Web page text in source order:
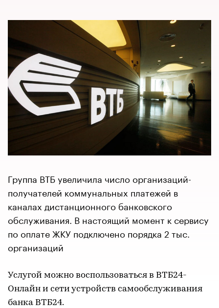
Группа ВТБ увеличила число организаций-
получателей коммунальных платежей в
каналах дистанционного банковского
обслуживания. В настоящий момент к сервису
по оплате ЖКУ подключено порядка 2 тыс.
организаций
Услугой можно воспользоваться в ВТБ24-
Онлайн и сети устройств самообслуживания
банка ВТБ24.